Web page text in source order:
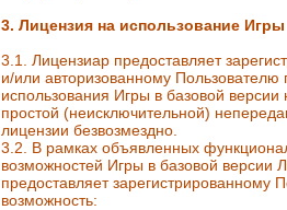
3. Лицензия на использование Игры
3.1. Лицензиар предоставляет
и/или авторизованному Пользователю
использования Игры в базовой версии
простой (неисключительной)
лицензии безвозмездно.
3.2. В рамках объявленных
возможностей Игры в базовой версии
предоставляет зарегистрированному
возможность: